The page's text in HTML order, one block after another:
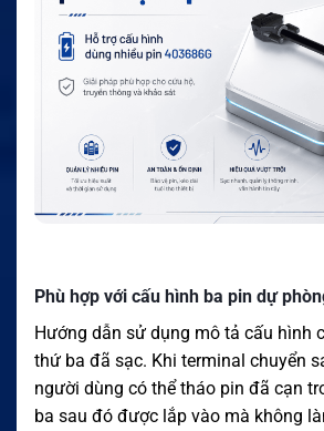
Phù hợp với cấu hình ba pin dự
Hướng dẫn sử dụng mô tả cấu hình
thứ ba đã sạc. Khi terminal chuyển
người dùng có thể tháo pin đã cạn
ba sau đó được lắp vào mà không